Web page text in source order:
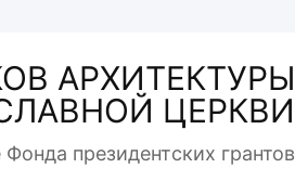
АРХИТЕКТУРЫ
ЦЕРКВИ
президентcких грантов